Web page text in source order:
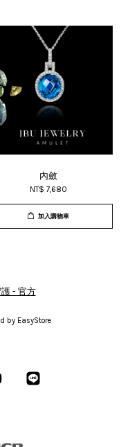
內斂
NT$ 7,680
加入購物車
by EasyStore
YouTube